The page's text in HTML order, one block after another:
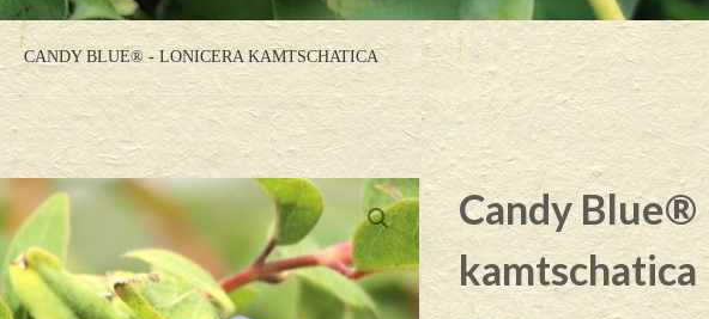
CANDY BLUE® - LONICERA KAMTSCHATICA
Candy Blue®
kamtschatica